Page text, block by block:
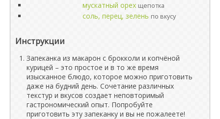
мускатный орех щепотка
соль, перец, зелень по вкусу
Инструкции
Запеканка из макарон с брокколи и копчёной
курицей – это простое и в то же время
изысканное блюдо, которое можно приготовить
даже на будний день. Сочетание различных
текстур и вкусов создает неповторимый
гастрономический опыт. Попробуйте
приготовить эту запеканку и вы не пожалеете!